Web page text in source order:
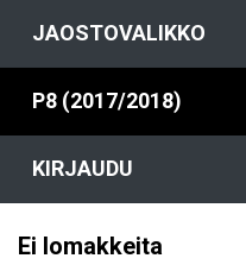
JAOSTOVALIKKO
P8 (2017/2018)
KIRJAUDU
Ei lomakkeita